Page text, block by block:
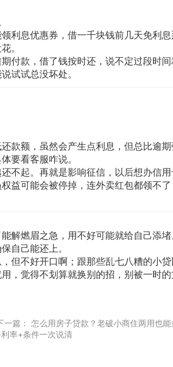
利息优惠券，借一千块钱前几天免利
。
付款，借了钱按时还，说不定过段时
试试总没坏处。
款额，虽然会产生点利息，但总比逾
要看客服咋说。
不起。再就是影响征信，以后想办信
益可能会被停掉，连外卖红包都领不
解燃眉之急，用不好可能就给自己添
自己能还上。
但不好开口啊；跟那些乱七八糟的小
，觉得不划算就换别的招，别被一时
一篇： 怎么用房子贷款？老破小商住两用也能
率+条件一次说清